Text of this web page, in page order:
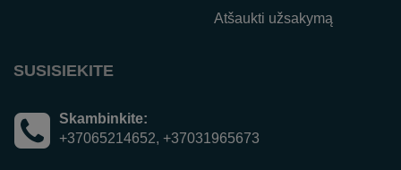
Atšaukti užsakymą
SUSISIEKITE
Skambinkite:
+37065214652, +37031965673